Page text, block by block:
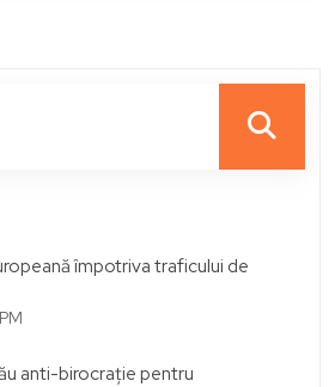
împotriva traficului de
anti-birocrație pentru